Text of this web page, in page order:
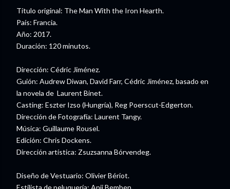
Título original: The Man With the Iron Hearth.
País: Francia.
Año: 2017.
Duración: 120 minutos.
Dirección: Cédric Jiménez.
Guión: Audrew Diwan, David Farr, Cédric Jiménez, basado en
la novela de Laurent Binet.
Casting: Eszter Izso (Hungría), Reg Poerscut-Edgerton.
Dirección de Fotografía: Laurent Tangy.
Música: Guillaume Rousel.
Edición: Chris Dockens.
Dirección artística: Zsuzsanna Bórvendeg.
Diseño de Vestuario: Olivier Bériot.
Estilista de peluquería: Anji Bemben.